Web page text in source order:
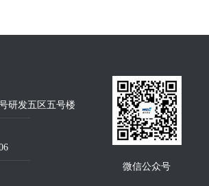
微信公众号
研发五区五号楼